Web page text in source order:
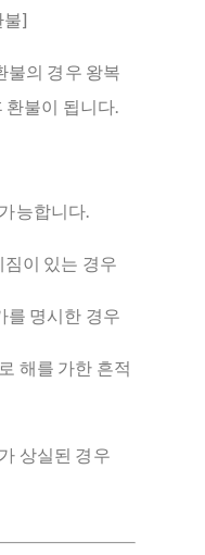
불]
불의 경우 왕복
불이 됩니다.
능합니다.
이 있는 경우
를 명시한 경우
해를 가한 흔적
상실된 경우